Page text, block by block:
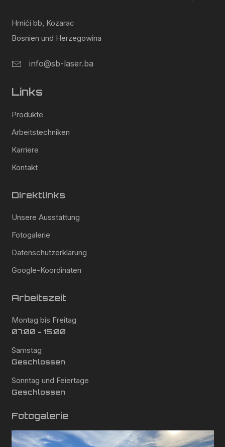
Hrnići bb, Kozarac
Bosnien und Herzegowina
info@sb-laser.ba
Links
Produkte
Arbeitstechniken
Karriere
Kontakt
Direktlinks
Unsere Ausstattung
Fotogalerie
Datenschutzerklärung
Google-Koordinaten
Arbeitszeit
Montag bis Freitag
07:00 - 15:00
Samstag
Geschlossen
Sonntag und Feiertage
Geschlossen
Fotogalerie